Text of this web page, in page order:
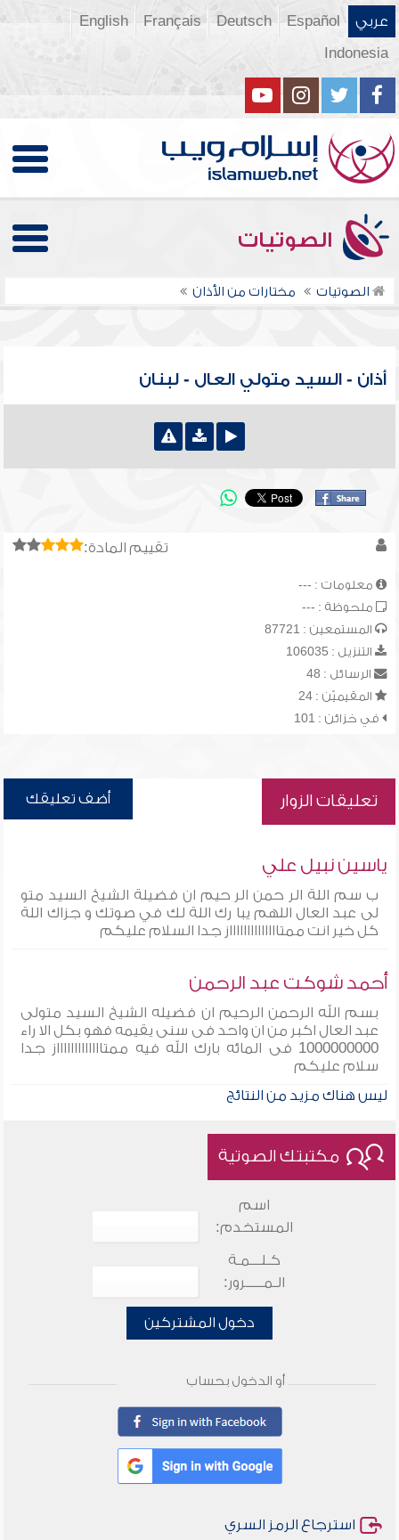
عربي Español
Deutsch
Français
English
Indonesia
الصوتيات
الصوتيات مختارات من الأذان
أذان - السيد متولي العال - لبنان
تقييم المادة:
معلومات : ---
ملحوظة : ---
المستمعين : 87721
التنزيل : 106035
الرسائل : 48
المقيميّن : 24
في خزائن : 101
تعليقات الزوار أضف تعليقك
ياسين نبيل علي
ب سم اللة الر حمن الر حيم ان فضيلة الشيخ السيد متو
لى عبد العال اللهم يبا رك اللة لك في صوتك و جزاك اللة
كل خير انت ممتااااااااااااااز جدا السلام عليكم
أحمد شوكت عبد الرحمن
بسم الله الرحمن الرحيم ان فضيله الشيخ السيد متولى
عبد العال اكبر من ان واحد فى سنى يقيمه فهو بكل الا راء
1000000000 فى المائه بارك الله فيه ممتاااااااااااااز جدا
سلام عليكم
ليس هناك مزيد من النتائج
مكتبتك الصوتية
اسم
المستخدم:
كـلـــمـة
الـمـــــرور:
دخول المشتركين
أو الدخول بحساب
استرجاع الرمز السري